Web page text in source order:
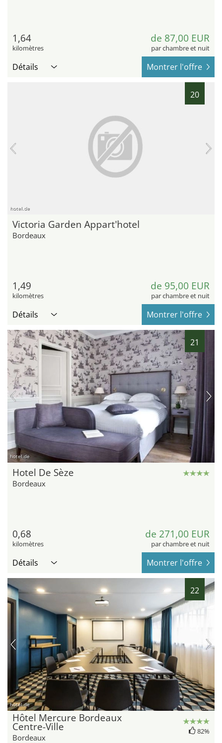
1,64
kilomètres
de 87,00 EUR
par chambre et nuit
Détails Montrer l'offre
20
hotel.de
Victoria Garden Appart'hotel
Bordeaux
1,49
kilomètres
de 95,00 EUR
par chambre et nuit
Détails Montrer l'offre
21
hotel.de
Hotel De Sèze
Bordeaux
0,68
kilomètres
de 271,00 EUR
par chambre et nuit
Détails Montrer l'offre
22
hotel.de
Hôtel Mercure Bordeaux
Centre-Ville
Bordeaux
82%